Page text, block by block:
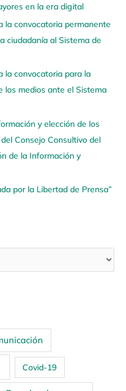
en la era digital
la convocatoria permanente
ciudadanía al Sistema de
la convocatoria para la
los medios ante el Sistema
y elección de los
Consejo Consultivo del
de la Información y
por la Libertad de Prensa”
Covid-19